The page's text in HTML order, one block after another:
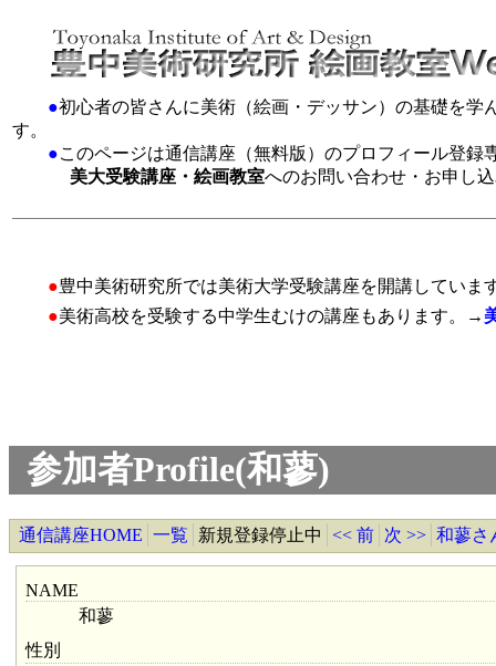
●初心者の皆さんに美術（絵画・デッサン）の基礎を
す。
●このページは通信講座（無料版）のプロフィール登録
美大受験講座・絵画教室へのお問い合わせ・お申し
●豊中美術研究所では美術大学受験講座を開講していま
●美術高校を受験する中学生むけの講座もあります。→
参加者Profile(和蓼)
通信講座HOME 一覧 新規登録停止中 << 前 次 >> 和蓼さ
NAME
和蓼
性別